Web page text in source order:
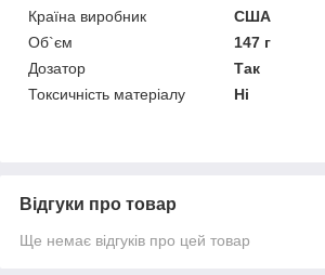
Країна виробник
США
Об`єм
147 г
Дозатор
Так
Токсичність матеріалу
Ні
Відгуки про товар
Ще немає відгуків про цей товар